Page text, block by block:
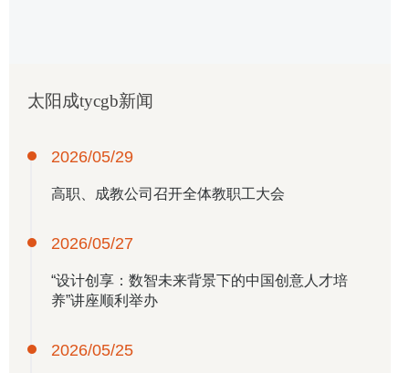
太阳成tycgb新闻
2026/05/29
高职、成教公司召开全体教职工大会
2026/05/27
“设计创享：数智未来背景下的中国创意人才培
养”讲座顺利举办
2026/05/25